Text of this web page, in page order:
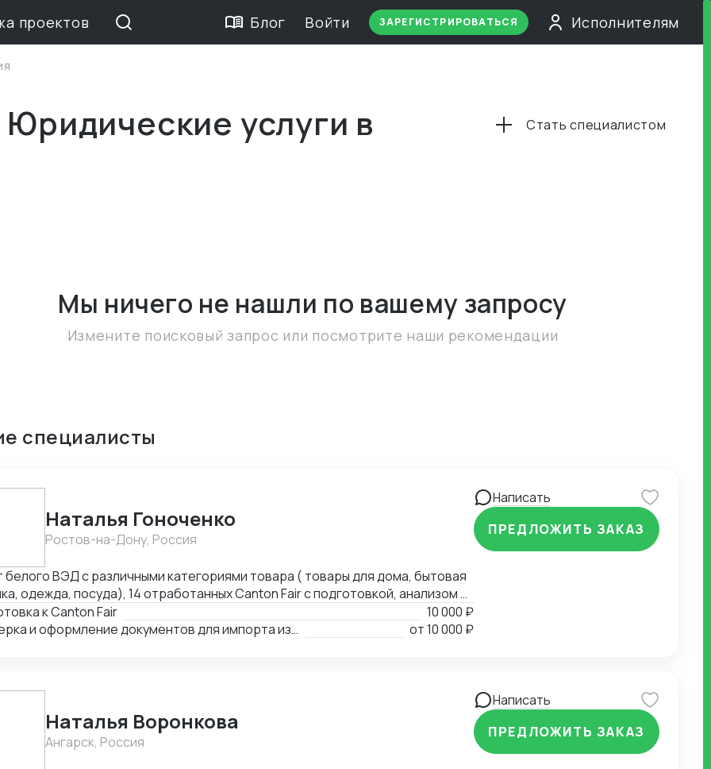
проектов Блог Войти ЗАРЕГИСТРИРОВАТЬСЯ Исполнителям
услуги в
Стать специалистом
Мы ничего не нашли по вашему запросу
Измените поисковый запрос или посмотрите наши рекомендации
специалисты
Наталья Гоноченко
Ростов-на-Дону, Россия
белого ВЭД с различными категориями товара ( товары для дома, бытовая
одежда, посуда), 14 отработанных Canton Fair с подготовкой, анализом и
матрицы. Подготовка полного пакета документов
сертификацию, образцы, ввоз и оформление. Оформление полного
к Canton Fair
10 000 ₽
Проверка и оформление документов для импорта из Китая
от10 000 ₽
Написать
ПРЕДЛОЖИТЬ ЗАКАЗ
Наталья Воронкова
Ангарск, Россия
Написать
ПРЕДЛОЖИТЬ ЗАКАЗ